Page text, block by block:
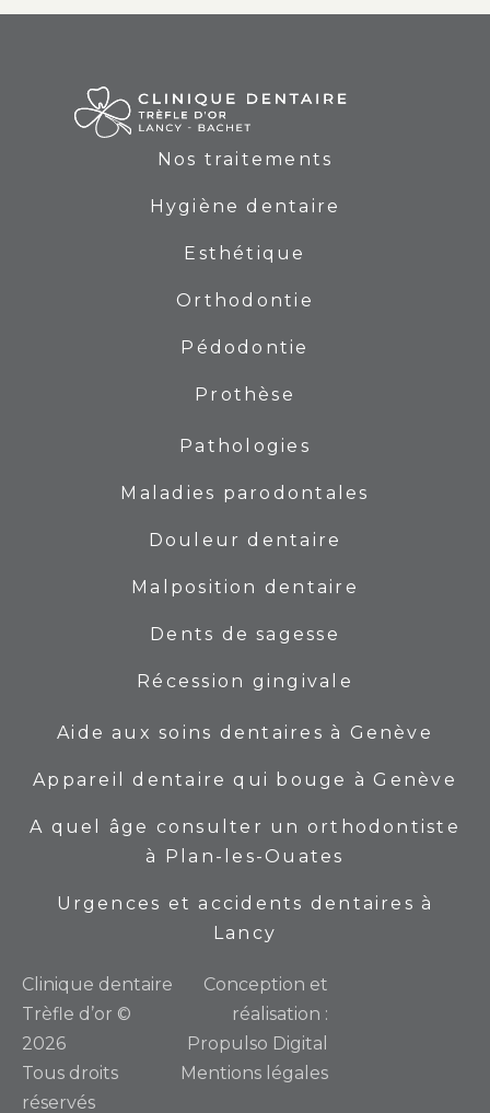
Nos traitements
Hygiène dentaire
Esthétique
Orthodontie
Pédodontie
Prothèse
Pathologies
Maladies parodontales
Douleur dentaire
Malposition dentaire
Dents de sagesse
Récession gingivale
Aide aux soins dentaires à Genève
Appareil dentaire qui bouge à Genève
A quel âge consulter un orthodontiste
à Plan-les-Ouates
Urgences et accidents dentaires à
Lancy
Сlinique dentaire
Trèfle d’or ©
2026
Tous droits
réservés
Conception et
réalisation :
Propulso Digital
Mentions légales